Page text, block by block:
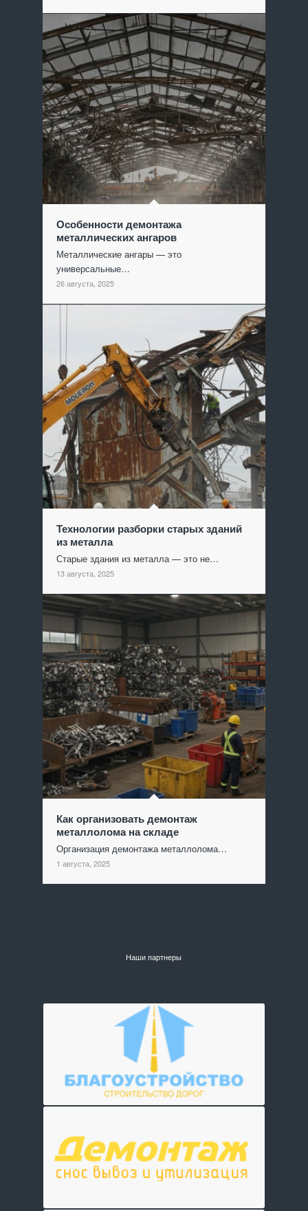
Особенности демонтажа
металлических ангаров
Металлические ангары — это
универсальные…
26 августа, 2025
Технологии разборки старых зданий
из металла
Старые здания из металла — это не…
13 августа, 2025
Как организовать демонтаж
металлолома на складе
Организация демонтажа металлолома…
1 августа, 2025
Наши партнеры